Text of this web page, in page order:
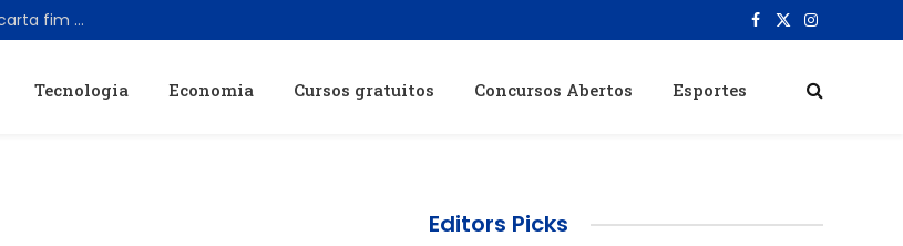
CEO da Uber reafirma parceria com Waymo e descarta fim da colaboração Facebook
X
Instagram
Tecnologia Economia Cursos gratuitos Concursos Abertos Esportes
Editors Picks